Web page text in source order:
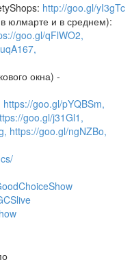
http://goo.gl/yI3gTc
юлмарте и в среднем):
goo.gl/qFlWO2,
окна) -
https://goo.gl/pYQBSm,
goo.gl/j31Gl1,
https://goo.gl/ngNZBo,